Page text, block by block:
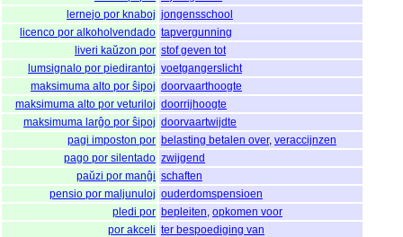
lernejo por knaboj jongensschool
licenco por alkoholvendado tapvergunning
liveri kaŭzon por stof geven tot
lumsignalo por piedirantoj voetgangerslicht
maksimuma alto por ŝipoj doorvaarthoogte
maksimuma alto por veturiloj doorrijhoogte
maksimuma larĝo por ŝipoj doorvaartwijdte
pagi imposton por belasting betalen over, veraccijnzen
pago por silentado zwijgend
paŭzi por manĝi schaften
pensio por maljunuloj ouderdomspensioen
pledi por bepleiten opkomen voor
por akceli ter bespoediging van